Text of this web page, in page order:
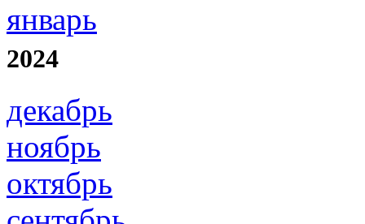
январь
2024
декабрь
ноябрь
октябрь